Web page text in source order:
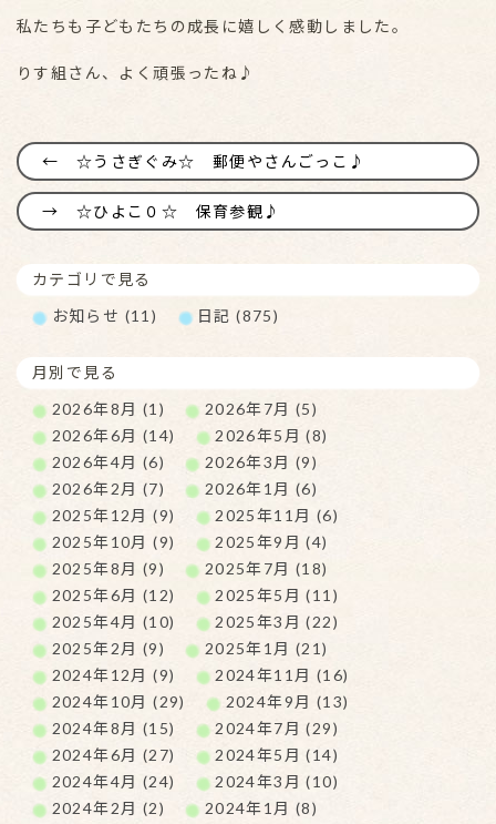
私たちも子どもたちの成長に嬉しく感動しました。
りす組さん、よく頑張ったね♪
☆うさぎぐみ☆ 郵便やさんごっこ♪
☆ひよこ０☆ 保育参観♪
カテゴリで見る
お知らせ (11)
日記 (875)
月別で見る
2026年8月 (1)
2026年7月 (5)
2026年6月 (14)
2026年5月 (8)
2026年4月 (6)
2026年3月 (9)
2026年2月 (7)
2026年1月 (6)
2025年12月 (9)
2025年11月 (6)
2025年10月 (9)
2025年9月 (4)
2025年8月 (9)
2025年7月 (18)
2025年6月 (12)
2025年5月 (11)
2025年4月 (10)
2025年3月 (22)
2025年2月 (9)
2025年1月 (21)
2024年12月 (9)
2024年11月 (16)
2024年10月 (29)
2024年9月 (13)
2024年8月 (15)
2024年7月 (29)
2024年6月 (27)
2024年5月 (14)
2024年4月 (24)
2024年3月 (10)
2024年2月 (2)
2024年1月 (8)